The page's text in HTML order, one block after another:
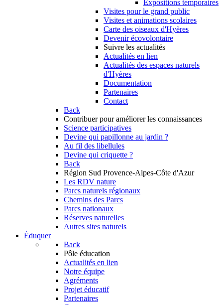
Expositions temporaires
Visites pour le grand public
Visites et animations scolaires
Carte des oiseaux d'Hyères
Devenir écovolontaire
Suivre les actualités
Actualités en lien
Actualités des espaces naturels
d'Hyères
Documentation
Partenaires
Contact
Back
Contribuer pour améliorer les connaissances
Science participatives
Devine qui papillonne au jardin ?
Au fil des libellules
Devine qui criquette ?
Back
Région Sud Provence-Alpes-Côte d'Azur
Les RDV nature
Parcs naturels régionaux
Chemins des Parcs
Parcs nationaux
Réserves naturelles
Autres sites naturels
Éduquer
Back
Pôle éducation
Actualités en lien
Notre équipe
Agréments
Projet éducatif
Partenaires